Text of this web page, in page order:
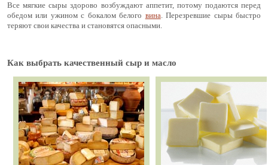
Все мягкие сыры здорово возбуждают аппетит, потому подаются перед
обедом или ужином с бокалом белого вина. Перезревшие сыры быстро
теряют свои качества и становятся опасными.
Как выбрать качественный сыр и масло